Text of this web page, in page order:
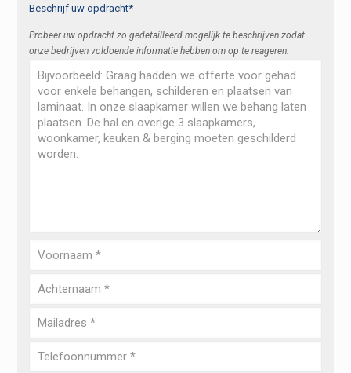
Beschrijf uw opdracht*
Probeer uw opdracht zo gedetailleerd mogelijk te beschrijven zodat
onze bedrijven voldoende informatie hebben om op te reageren.